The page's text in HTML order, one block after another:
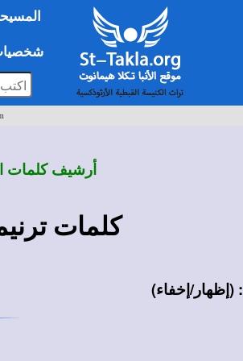
أرشيف كلمات
كلمات
: (إظهار/إخفاء)